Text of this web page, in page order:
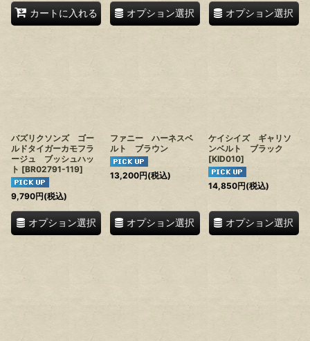
カートに入れる オプション選択 オプション選択
バズリクソンズ ゴー
ルドタイガーカモフラ
ージュ ブッシュハッ
ト [BR02791-119]
9,790円(税込)
オプション選択
ファニー ハーネスベ
ルト ブラウン
13,200円(税込)
オプション選択
ケイシイズ ギャリソ
ンベルト ブラック
[KID010]
14,850円(税込)
オプション選択